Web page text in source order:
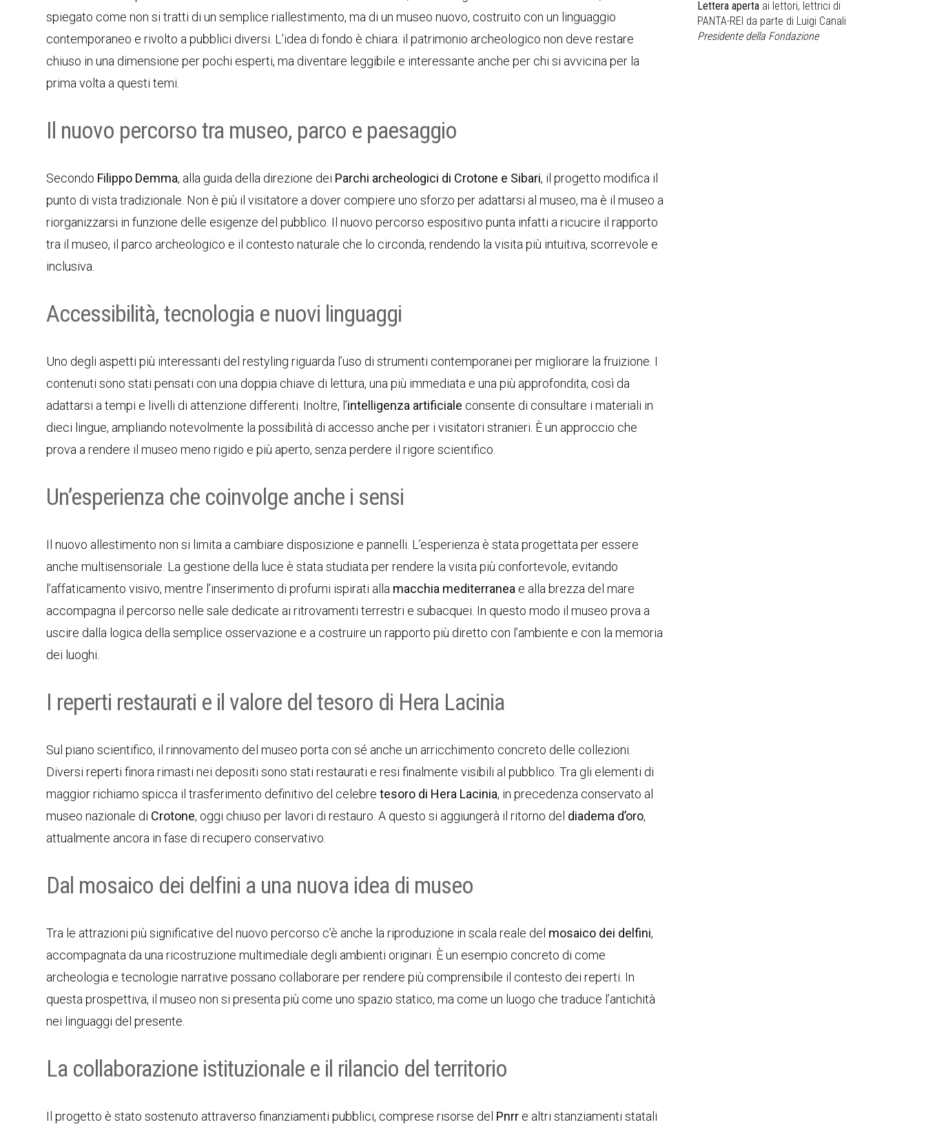
spiegato come non si tratti di un semplice riallestimento, ma di un museo nuovo, costruito con un linguaggio
contemporaneo e rivolto a pubblici diversi. L’idea di fondo è chiara: il patrimonio archeologico non deve restare
chiuso in una dimensione per pochi esperti, ma diventare leggibile e interessante anche per chi si avvicina per la
prima volta a questi temi.
Il nuovo percorso tra museo, parco e paesaggio
Secondo Filippo Demma, alla guida della direzione dei Parchi archeologici di Crotone e Sibari, il progetto modifica il
punto di vista tradizionale. Non è più il visitatore a dover compiere uno sforzo per adattarsi al museo, ma è il museo a
riorganizzarsi in funzione delle esigenze del pubblico. Il nuovo percorso espositivo punta infatti a ricucire il rapporto
tra il museo, il parco archeologico e il contesto naturale che lo circonda, rendendo la visita più intuitiva, scorrevole e
inclusiva.
Accessibilità, tecnologia e nuovi linguaggi
Uno degli aspetti più interessanti del restyling riguarda l’uso di strumenti contemporanei per migliorare la fruizione. I
contenuti sono stati pensati con una doppia chiave di lettura, una più immediata e una più approfondita, così da
adattarsi a tempi e livelli di attenzione differenti. Inoltre, l’intelligenza artificiale consente di consultare i materiali in
dieci lingue, ampliando notevolmente la possibilità di accesso anche per i visitatori stranieri. È un approccio che
prova a rendere il museo meno rigido e più aperto, senza perdere il rigore scientifico.
Un’esperienza che coinvolge anche i sensi
Il nuovo allestimento non si limita a cambiare disposizione e pannelli. L’esperienza è stata progettata per essere
anche multisensoriale. La gestione della luce è stata studiata per rendere la visita più confortevole, evitando
l’affaticamento visivo, mentre l’inserimento di profumi ispirati alla macchia mediterranea e alla brezza del mare
accompagna il percorso nelle sale dedicate ai ritrovamenti terrestri e subacquei. In questo modo il museo prova a
uscire dalla logica della semplice osservazione e a costruire un rapporto più diretto con l’ambiente e con la memoria
dei luoghi.
I reperti restaurati e il valore del tesoro di Hera Lacinia
Sul piano scientifico, il rinnovamento del museo porta con sé anche un arricchimento concreto delle collezioni.
Diversi reperti finora rimasti nei depositi sono stati restaurati e resi finalmente visibili al pubblico. Tra gli elementi di
maggior richiamo spicca il trasferimento definitivo del celebretesoro di Hera Lacinia, in precedenza conservato al
museo nazionale di Crotone, oggi chiuso per lavori di restauro. A questo si aggiungerà il ritorno del diadema d’oro,
attualmente ancora in fase di recupero conservativo.
Dal mosaico dei delfini a una nuova idea di museo
Tra le attrazioni più significative del nuovo percorso c’è anche la riproduzione in scala reale del mosaico dei delfini,
accompagnata da una ricostruzione multimediale degli ambienti originari. È un esempio concreto di come
archeologia e tecnologie narrative possano collaborare per rendere più comprensibile il contesto dei reperti. In
questa prospettiva, il museo non si presenta più come uno spazio statico, ma come un luogo che traduce l’antichità
nei linguaggi del presente.
La collaborazione istituzionale e il rilancio del territorio
Il progetto è stato sostenuto attraverso finanziamenti pubblici, comprese risorse del Pnrr e altri stanziamenti statali
Lettera apertaai lettori, lettrici di
PANTA-REI da parte di Luigi Canali
Presidente della Fondazione